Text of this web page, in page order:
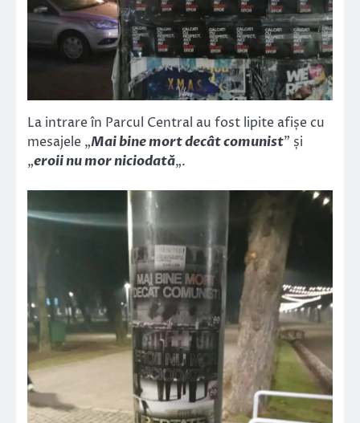
La intrare în Parcul Central au fost lipite afișe cu
mesajele „Mai bine mort decât comunist” și
„eroii nu mor niciodată„.